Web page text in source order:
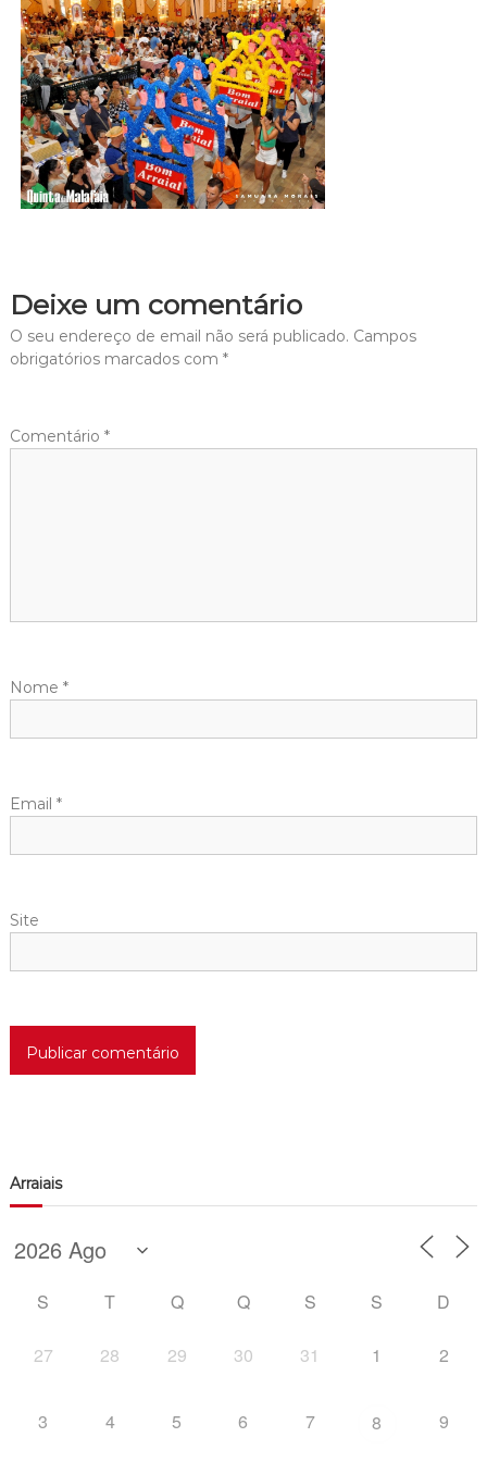
Deixe um comentário
O seu endereço de email não será publicado. Campos
obrigatórios marcados com *
Comentário *
Nome *
Email *
Site
Arraiais
S T Q Q S S D
27 28 29 30 31 1 2
3 4 5 6 7 8 9